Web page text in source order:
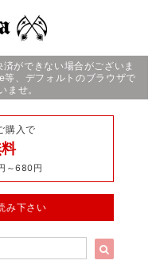
ができない場合がございま
、デフォルトのブラウザで
ませ。
購入で
～680円
み下さい